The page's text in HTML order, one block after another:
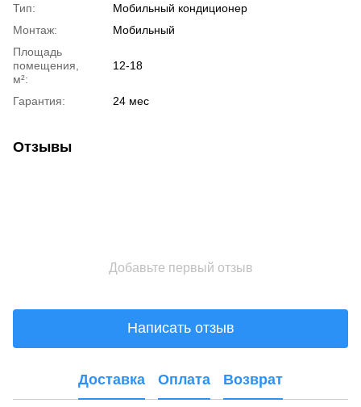
Тип:
Мобильный кондиционер
Монтаж:
Мобильный
Площадь
помещения,
м²:
12-18
Гарантия: 24 мес
Отзывы
Добавьте первый отзыв
Написать отзыв
Доставка Оплата Возврат